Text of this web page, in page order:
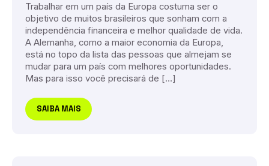
Trabalhar em um país da Europa costuma ser o
objetivo de muitos brasileiros que sonham com a
independência financeira e melhor qualidade de vida.
A Alemanha, como a maior economia da Europa,
está no topo da lista das pessoas que almejam se
mudar para um país com melhores oportunidades.
Mas para isso você precisará de […]
SAIBA MAIS